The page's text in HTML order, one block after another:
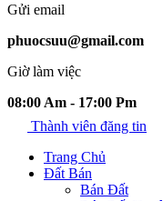
Gửi email
phuocsuu@gmail.com
Giờ làm việc
08:00 Am - 17:00 Pm
Thành viên đăng tin
Trang Chủ
Đất Bán
Bán Đất